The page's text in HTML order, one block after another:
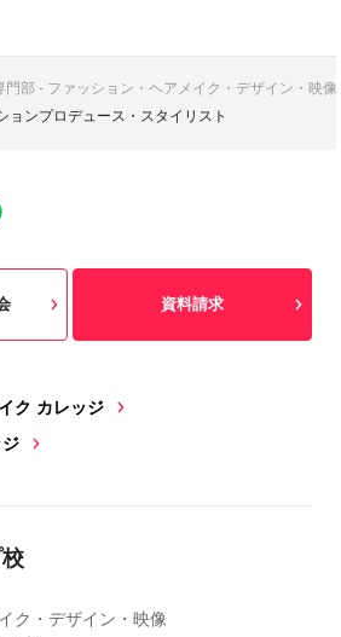
部 - ファッション・ヘアメイク・デザイン・映
ョンプロデュース・スタイリスト
ク カレッジ
資料請求
ク・デザイン・映像